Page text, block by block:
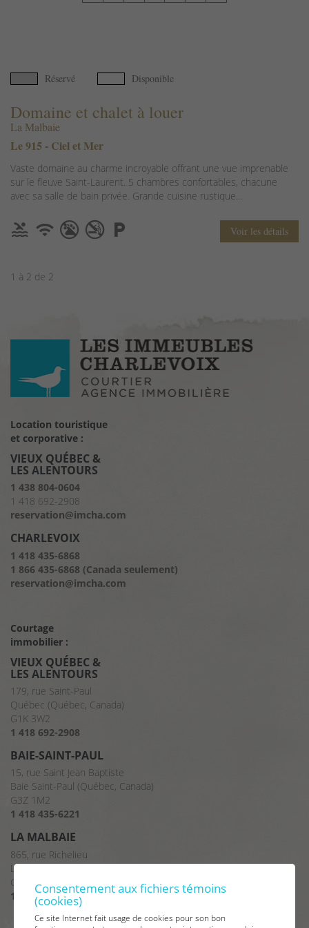
Réservé Disponible
Domaine et chalet à louer
La Malbaie
Le 915 - Ciel et Mer
Vaste domaine au charme incroyable offrant une vue imprenable
sur le fleuve Saint-Laurent. 5 chambres confortables, chacune
avec sa salle de bain privée. Grande cuisine rustique...
Voir les détails
1 à 2 de 2
Location touristique
et corporative :
VIEUX QUÉBEC &
LES ALENTOURS
1 438 804-0604
1 418 692-2908
reservation@imcha.com
CHARLEVOIX
1 418 435-6868
1 866 435-6868 (Canada seulement)
reservation@imcha.com
Courtage
immobilier :
VIEUX QUÉBEC &
LES ALENTOURS
179, rue Saint-Paul
Québec (Québec, Canada)
G1K 3W2
1 418 692-2908
BAIE-SAINT-PAUL
15, rue Saint Jean Baptiste
Baie Saint-Paul (Québec, Canada)
G3Z 1M2
1 418 435-6221
LA MALBAIE
865, rue Richelieu
La Malbaie (Québec, Canada)
G5A 2X8
1 418 665-2375
Consentement aux fichiers témoins
(cookies)
Ce site Internet fait usage de cookies pour son bon